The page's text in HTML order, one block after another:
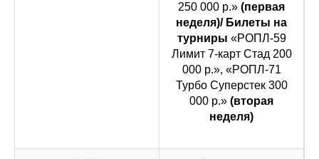
250 000 р.» (первая
неделя)/ Билеты на
турниры «РОПЛ-59
Лимит 7-карт Стад 200
000 р.», «РОПЛ-71
Турбо Суперстек 300
000 р.» (вторая
неделя)